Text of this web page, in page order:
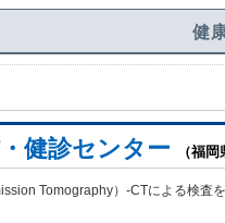
健
健診センター （福
Tomography）-CTによる検査